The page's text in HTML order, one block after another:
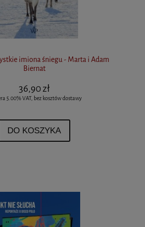
imiona śniegu - Marta i Adam
Biernat
36,90 zł
5.00% VAT, bez kosztów dostawy
DO KOSZYKA